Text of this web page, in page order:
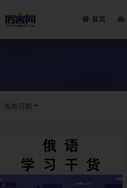
首页
发布日期